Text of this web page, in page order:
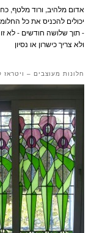
אדום מלהיב, ורוד מלטף,
יכולים להכניס את כל
- תוך שלושה חודשים - לא
ולא צריך כישרון או נסיון
חלונות מעוצבים – ויטראז